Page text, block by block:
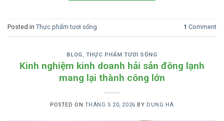
Posted in Thực phẩm tươi sống 1 Comment
BLOG THỰC PHẨM TƯƠI SỐNG
Kinh nghiệm kinh doanh hải sản đông lạnh
mang lại thành công lớn
POSTED ON THÁNG 5 20, 2026 BY DUNG HÀ